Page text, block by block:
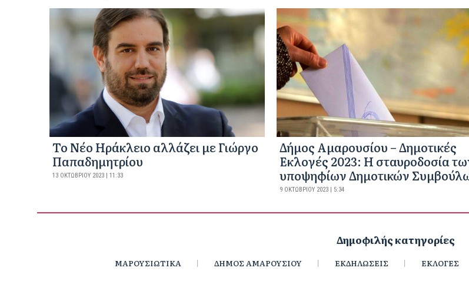
Το Νέο Ηράκλειο αλλάζει με Γιώργο
Παπαδημητρίου
13 ΟΚΤΩΒΡΊΟΥ 2023 | 11:33
Δήμος Αμαρουσίου – Δημοτικές
Εκλογές 2023: Η σταυροδοσία
υποψηφίων Δημοτικών
9 ΟΚΤΩΒΡΊΟΥ 2023 | 5:34
Δημοφιλής κατηγορίες
ΜΑΡΟΥΣΙΩΤΙΚΑ ΔΗΜΟΣ ΑΜΑΡΟΥΣΙΟΥ ΕΚΔΗΛΩΣΕΙΣ ΕΚΛΟΓΕΣ